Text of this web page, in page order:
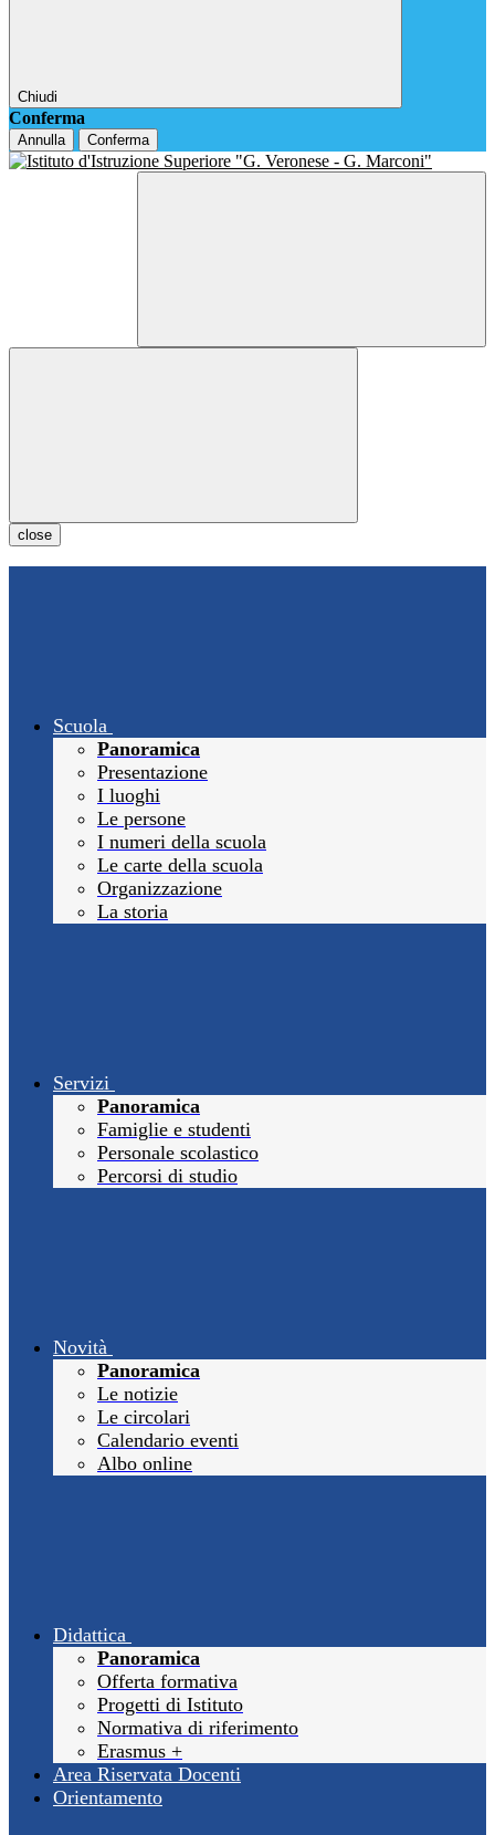
Chiudi
Conferma
Annulla Conferma
close
Scuola
Panoramica
Presentazione
I luoghi
Le persone
I numeri della scuola
Le carte della scuola
Organizzazione
La storia
Servizi
Panoramica
Famiglie e studenti
Personale scolastico
Percorsi di studio
Novità
Panoramica
Le notizie
Le circolari
Calendario eventi
Albo online
Didattica
Panoramica
Offerta formativa
Progetti di Istituto
Normativa di riferimento
Erasmus +
Area Riservata Docenti
Orientamento